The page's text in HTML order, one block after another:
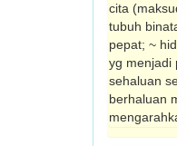
cita
tubuh
pepat; ~
yg menjadi
sehaluan
berhaluan